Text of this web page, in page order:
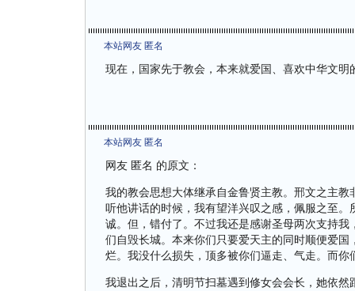
本站网友 匿名
现在，国家先于教会，本来就爱国、喜欢中华文明
本站网友 匿名
网友 匿名 的原文：
我的教会思想大体继承自金鲁贤主教。邢文之主
听他讲话的时候，我有望洋兴叹之感，佩服之至
诚。但，错付了。不过我还是感谢圣母两次支持
们自毁长城。本来你们只要爱天主的同时顺便爱
烂。我没什么损失，顶多被你们逼走、气走。而你
我退出之后，清明节扫墓遇到修女会会长，她依